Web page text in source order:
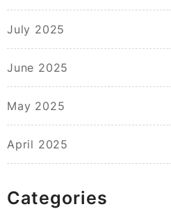
July 2025
June 2025
May 2025
April 2025
Categories